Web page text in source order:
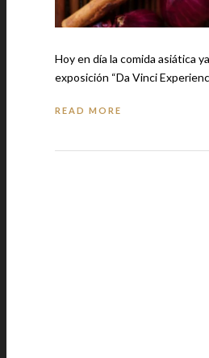
Hoy en día la comida asiática ya se
READ MORE